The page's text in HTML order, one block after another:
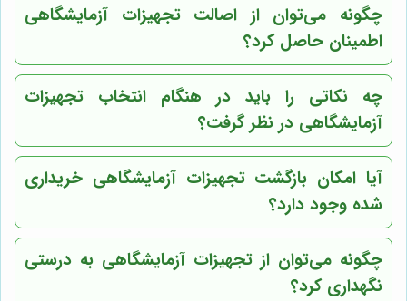
چگونه می‌توان از اصالت تجهیزات آزمایشگاهی
اطمینان حاصل کرد؟
چه نکاتی را باید در هنگام انتخاب تجهیزات
آزمایشگاهی در نظر گرفت؟
آیا امکان بازگشت تجهیزات آزمایشگاهی خریداری
شده وجود دارد؟
چگونه می‌توان از تجهیزات آزمایشگاهی به درستی
نگهداری کرد؟